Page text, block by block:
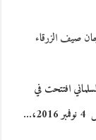
صيف الزرقاء
افتتحت في